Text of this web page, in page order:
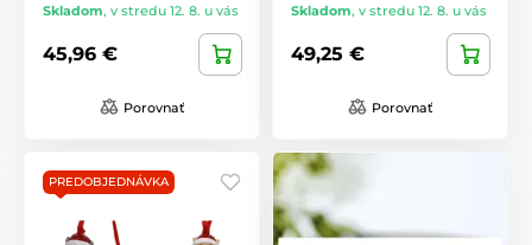
Skladom, v stredu 12. 8. u vás
45,96 €
Porovnať
Skladom, v stredu 12. 8. u vás
49,25 €
Porovnať
PREDOBJEDNÁVKA